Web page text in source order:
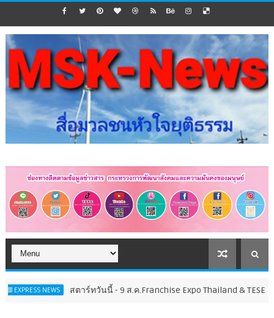
สตาร์ทวันนี้ - 9 ส.ค.Franchise Expo Thailand & TESE 2026 พบทั